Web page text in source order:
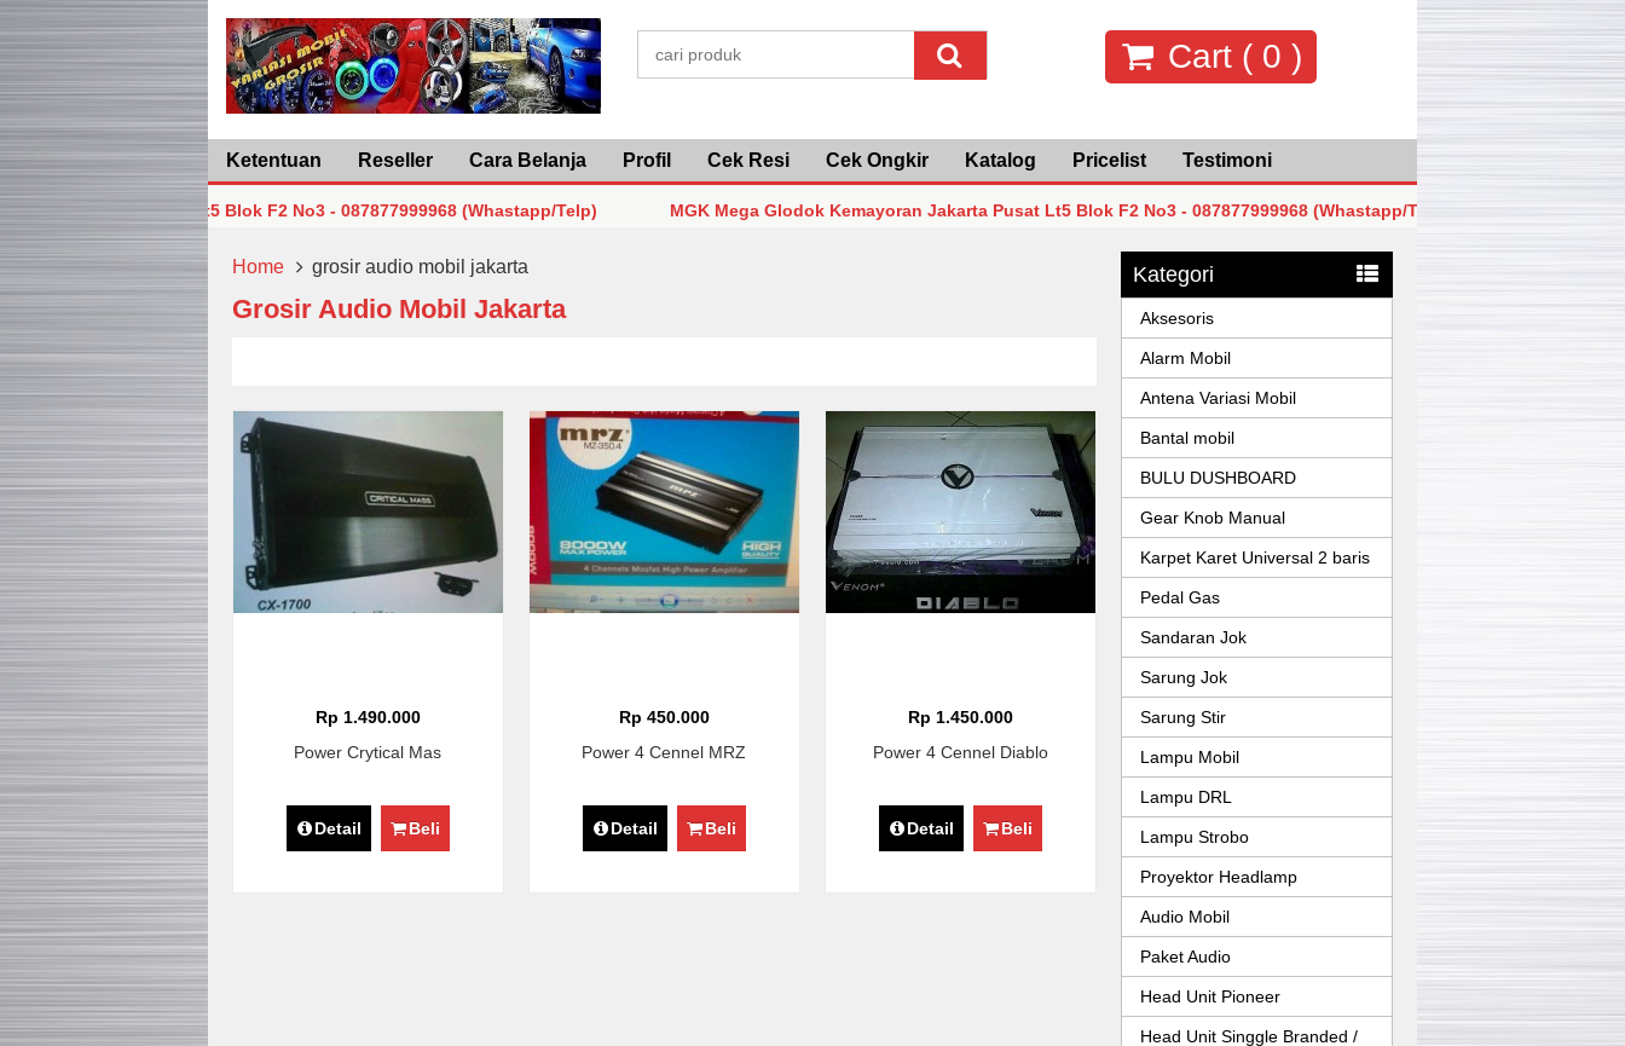
Cart ( 0 )
Ketentuan Reseller Cara Belanja Profil Cek Resi Cek Ongkir Katalog Pricelist Testimoni
Jakarta Pusat Lt5 Blok F2 No3 - 087877999968 (Whastapp/Telp) MGK Mega Glodok Kemayoran Jakarta Pusat Lt5 Blok F2 No3 - 087877999968 (Whastapp/Telp)
Jakarta Pusat Lt5 Blok F2 No3 - 087877999968 (Whastapp/Telp) MGK Mega Glodok Kemayoran Jakarta Pusat Lt5 Blok F2 No3 - 087877999968 (Whastapp/Telp)
Jakarta Pusat Lt5 Blok F2 No3 - 087877999968 (Whastapp/Telp) MGK Mega Glodok Kemayoran Jakarta Pusat Lt5 Blok F2 No3 - 087877999968 (Whastapp/Telp)
Home grosir audio mobil jakarta
Grosir Audio Mobil Jakarta
Rp 1.490.000
Power Crytical Mas
Detail Beli
Rp 450.000
Power 4 Cennel MRZ
Detail Beli
Rp 1.450.000
Power 4 Cennel Diablo
Detail Beli
Kategori
Aksesoris
Alarm Mobil
Antena Variasi Mobil
Bantal mobil
BULU DUSHBOARD
Gear Knob Manual
Karpet Karet Universal 2 baris
Pedal Gas
Sandaran Jok
Sarung Jok
Sarung Stir
Lampu Mobil
Lampu DRL
Lampu Strobo
Proyektor Headlamp
Audio Mobil
Paket Audio
Head Unit Pioneer
Head Unit Singgle Branded /